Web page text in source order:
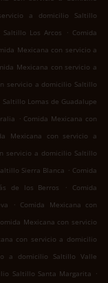
a domicilio Saltillo
Los Arcos . Comida
Mexicana con servicio a
Mexicana con servicio a
servicio a domicilio Saltillo
Lomas de Guadalupe
. Comida Mexicana con
Mexicana con servicio a
servicio a domicilio Saltillo
Sierra Blanca . Comida
de los Berros
.
Comida
. Comida Mexicana con
Mexicana con servicio
con servicio a domicilio
a domicilio Saltillo Valle
Saltillo Santa Margarita .